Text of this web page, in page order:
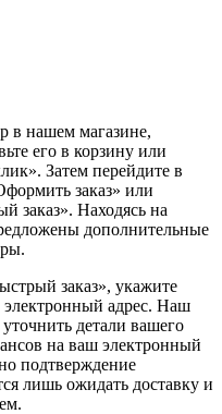
в нашем магазине,
его в корзину или
Затем перейдите в
заказ» или
заказ». Находясь на
дополнительные
заказ», укажите
адрес. Наш
детали вашего
на ваш электронный
подтверждение
лишь ожидать доставку и